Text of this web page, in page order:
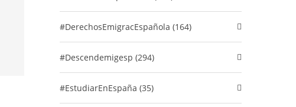
#DerechosEmigracEspañola (164)
#descendemigesp (294)
#EstudiarEnEspaña (35)